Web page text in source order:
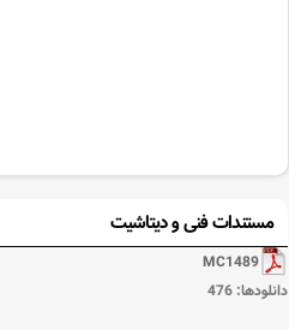
مستندات فنی و دیتاشیت
MC1489
دانلودها:476